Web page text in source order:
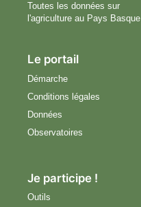
Toutes les données sur
l'agriculture au Pays Basque
Le portail
Démarche
Conditions légales
Données
Observatoires
Je participe !
Outils